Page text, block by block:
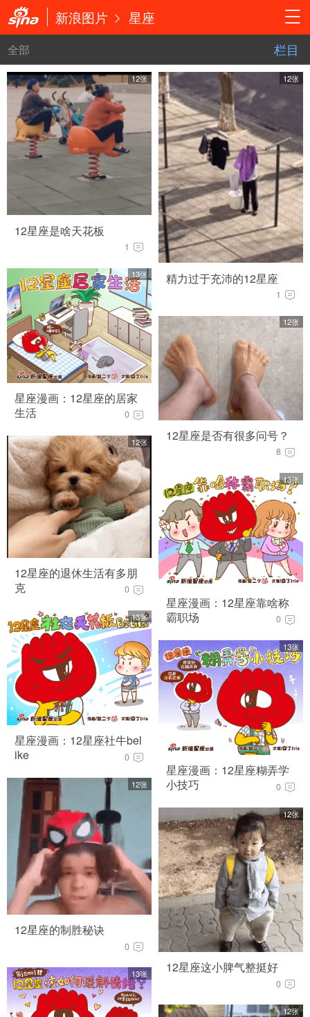
新浪图片 星座
全部 栏目
12张
12星座是啥天花板
1
13张
星座漫画：12星座的居家
生活
0
12张
12星座的退休生活有多朋
克
0
13张
星座漫画：12星座社牛bel
ike
0
12张
12星座的制胜秘诀
0
13张
12张
精力过于充沛的12星座
1
12张
12星座是否有很多问号？
8
13张
星座漫画：12星座靠啥称
霸职场
0
13张
星座漫画：12星座糊弄学
小技巧
0
12张
12星座这小脾气整挺好
0
12张